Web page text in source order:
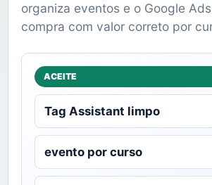
organiza eventos e o Google
compra com valor correto por
ACEITE
Tag Assistant limpo
evento por curso